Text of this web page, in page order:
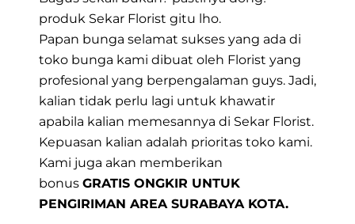
produk Sekar Florist gitu lho.
Papan bunga selamat sukses yang ada di
toko bunga kami dibuat oleh Florist yang
profesional yang berpengalaman guys. Jadi,
kalian tidak perlu lagi untuk khawatir
apabila kalian memesannya di Sekar Florist.
Kepuasan kalian adalah prioritas toko kami.
Kami juga akan memberikan
bonus GRATIS ONGKIR UNTUK
PENGIRIMAN AREA SURABAYA KOTA.